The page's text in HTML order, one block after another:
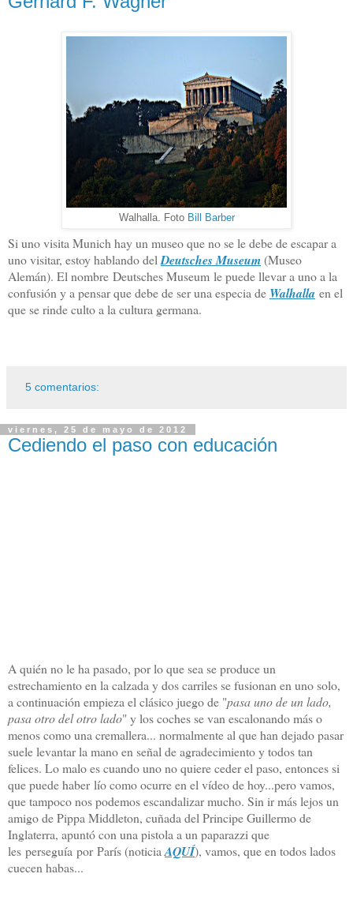
Walhalla. Foto Bill Barber
Si uno visita Munich hay un museo que no se le debe de escapar a
uno visitar, estoy hablando del Deutsches Museum(Museo
Alemán). El nombre Deutsches Museum le puede llevar a uno a la
confusión y a pensar que debe de ser una especia de Walhalla en el
que se rinde culto a la cultura germana.
5 comentarios:
viernes, 25 de mayo de 2012
Cediendo el paso con educación
A quién no le ha pasado, por lo que sea se produce un
estrechamiento en la calzada y dos carriles se fusionan en uno solo,
a continuación empieza el clásico juego de "pasa uno de un lado,
pasa otro del otro lado" y los coches se van escalonando más o
menos como una cremallera... normalmente al que han dejado pasar
suele levantar la mano en señal de agradecimiento y todos tan
felices. Lo malo es cuando uno no quiere ceder el paso, entonces si
que puede haber lío como ocurre en el vídeo de hoy...pero vamos,
que tampoco nos podemos escandalizar mucho. Sin ir más lejos un
amigo de Pippa Middleton, cuñada del Principe Guillermo de
Inglaterra, apuntó con una pistola a un paparazzi que
les perseguía por París (noticia AQUÍ), vamos, que en todos lados
cuecen habas...